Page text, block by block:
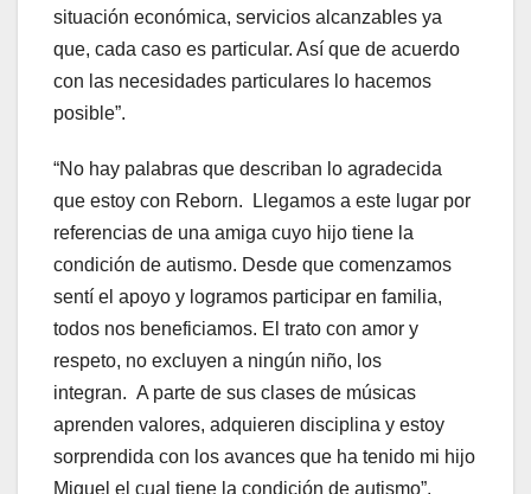
situación económica, servicios alcanzables ya
que, cada caso es particular. Así que de acuerdo
con las necesidades particulares lo hacemos
posible”.
“No hay palabras que describan lo agradecida
que estoy con Reborn. Llegamos a este lugar por
referencias de una amiga cuyo hijo tiene la
condición de autismo. Desde que comenzamos
sentí el apoyo y logramos participar en familia,
todos nos beneficiamos. El trato con amor y
respeto, no excluyen a ningún niño, los
integran. A parte de sus clases de músicas
aprenden valores, adquieren disciplina y estoy
sorprendida con los avances que ha tenido mi hijo
Miguel el cual tiene la condición de autismo”,